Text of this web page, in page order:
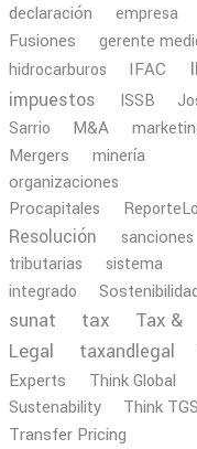
declaración empresa
Fusiones
gerente
hidrocarburos
IFAC
impuestos ISSB
Sarrio
M&A
Mergers
minería
organizaciones
Procapitales
Resolución
sanciones
tributarias
sistema
integrado
sunat tax
Tax &
Legal
taxandlegal
Experts
Think Global
Sustenability
Think TGS
Transfer Pricing